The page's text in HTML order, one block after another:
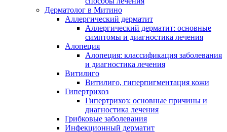
Дерматолог в Митино
Аллергический дерматит
Аллергический дерматит: основные
симптомы и диагностика лечения
Алопеция
Алопеция: классификация заболевания
и диагностика лечения
Витилиго
Витилиго, гиперпигментация кожи
Гипертрихоз
Гипертрихоз: основные причины и
диагностика лечения
Грибковые заболевания
Инфекционный дерматит